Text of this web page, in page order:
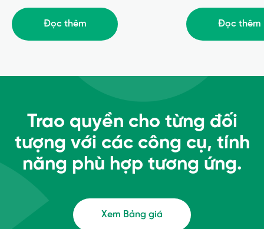
Đọc thêm Đọc thêm
Trao quyền cho từng đối
tượng với các công cụ, tính
năng phù hợp tương ứng.
Xem Bảng giá